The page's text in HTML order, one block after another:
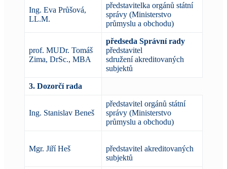
Ing. Eva Průšová,
LL.M.
představitelka orgánů státní
správy (Ministerstvo
průmyslu a obchodu)
prof. MUDr. Tomáš
Zima, DrSc., MBA
předseda Správní rady
představitel
sdružení akreditovaných
subjektů
3. Dozorčí rada
Ing. Stanislav Beneš
představitel orgánů státní
správy (Ministerstvo
průmyslu a obchodu)
Mgr. Jiří Heš
představitel akreditovaných
subjektů